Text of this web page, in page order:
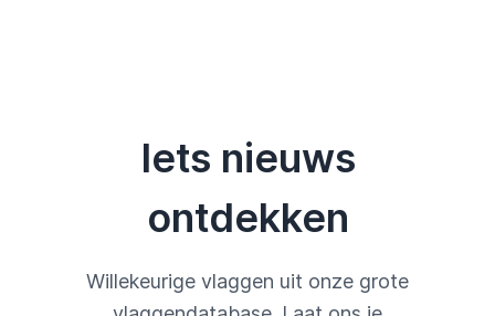
Iets nieuws
ontdekken
Willekeurige vlaggen uit onze grote